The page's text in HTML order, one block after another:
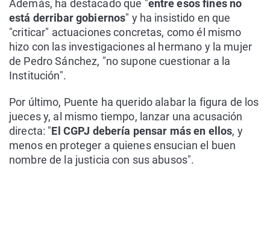
Además, ha destacado que "entre esos fines no
está derribar gobiernos" y ha insistido en que
"criticar" actuaciones concretas, como él mismo
hizo con las investigaciones al hermano y la mujer
de Pedro Sánchez, "no supone cuestionar a la
Institución".
Por último, Puente ha querido alabar la figura de los
jueces y, al mismo tiempo, lanzar una acusación
directa: "El CGPJ debería pensar más en ellos, y
menos en proteger a quienes ensucian el buen
nombre de la justicia con sus abusos".